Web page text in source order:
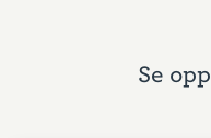
Se